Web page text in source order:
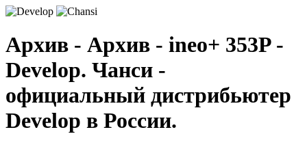
Архив - Архив - ineo+ 353P -
Develop. Чанси -
официальный дистрибьютер
Develop в России.